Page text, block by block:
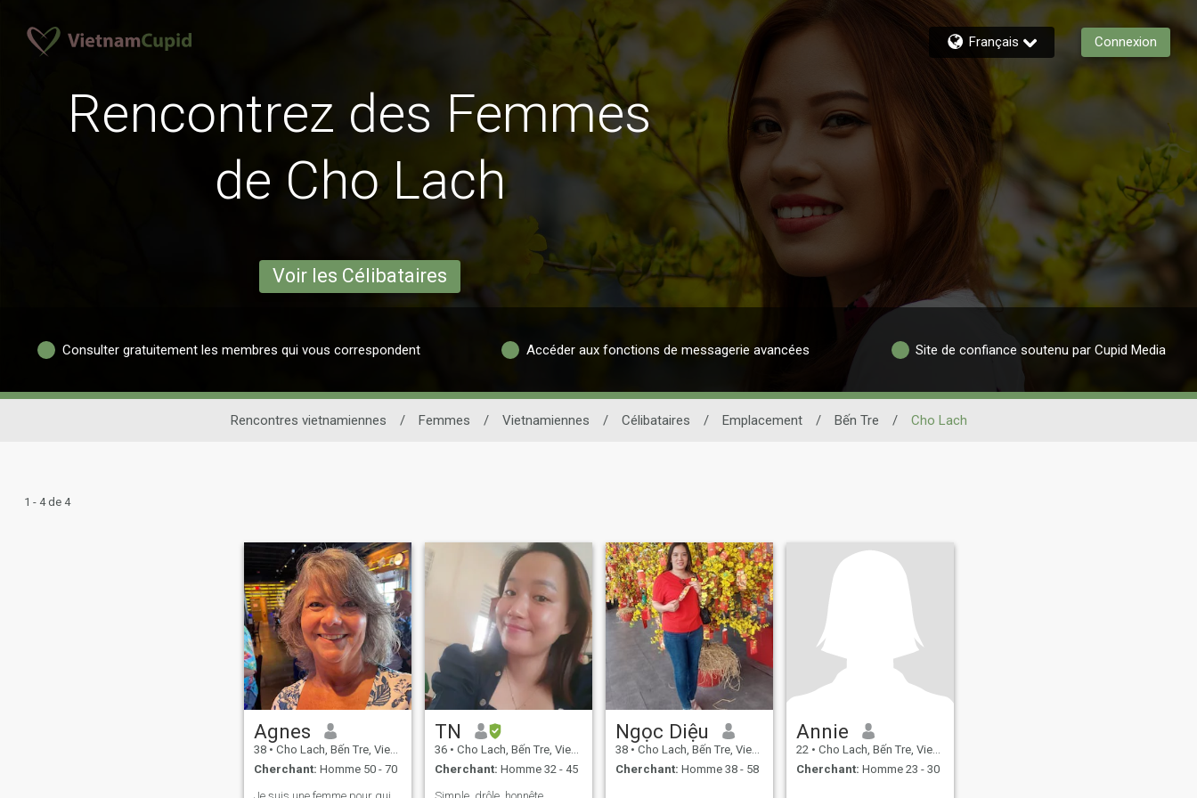
Français Connexion
Rencontrez des Femmes
de Cho Lach
Voir les Célibataires
Consulter gratuitement les membres qui vous correspondent Accéder aux fonctions de messagerie avancées Site de confiance soutenu par Cupid Media
Rencontres vietnamiennes / Femmes / Vietnamiennes / Célibataires / Emplacement / Bến Tre / Cho Lach
1 - 4 de 4
Agnes
38 • Cho Lach, Bến Tre, Vietnam
Cherchant: Homme 50 - 70
TN
36 • Cho Lach, Bến Tre, Vietnam
Cherchant: Homme 32 - 45
Ngọc Diệu
38 • Cho Lach, Bến Tre, Vietnam
Cherchant: Homme 38 - 58
Annie
22 • Cho Lach, Bến Tre, Vietnam
Cherchant: Homme 23 - 30